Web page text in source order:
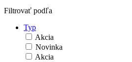
Filtrovať podľa
Typ
Akcia
Novinka
Akcia